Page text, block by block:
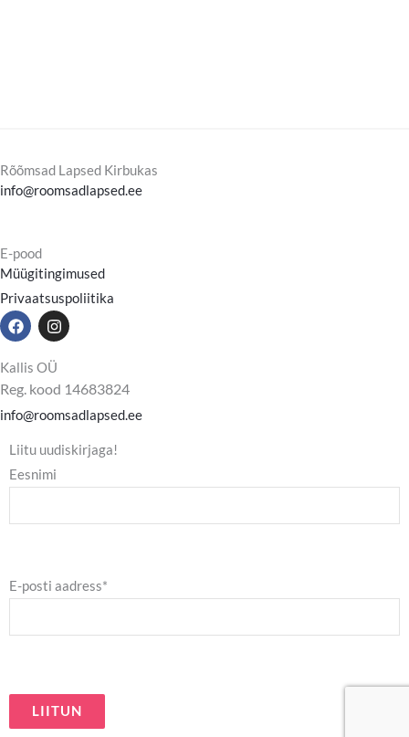
Rõõmsad Lapsed Kirbukas
info@roomsadlapsed.ee
E-pood
Müügitingimused
Privaatsuspoliitika
F
a
e
o
o
k
I
n
t
a
g
r
a
m
Kallis OÜ
Reg. kood 14683824
info@roomsadlapsed.ee
Liitu uudiskirjaga!
Eesnimi
E-posti aadress*